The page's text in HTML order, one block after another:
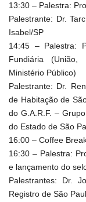
13:30 – Palestra:
Palestrante: Dr.
Isabel/SP
14:45 – Palestra:
Fundiária (União,
Ministério Público)
Palestrante: Dr.
de Habitação de
do G.A.R.F. –
do Estado de São
16:00 – Coffee
16:30 – Palestra:
e lançamento do
Palestrantes: Dr.
Registro de São